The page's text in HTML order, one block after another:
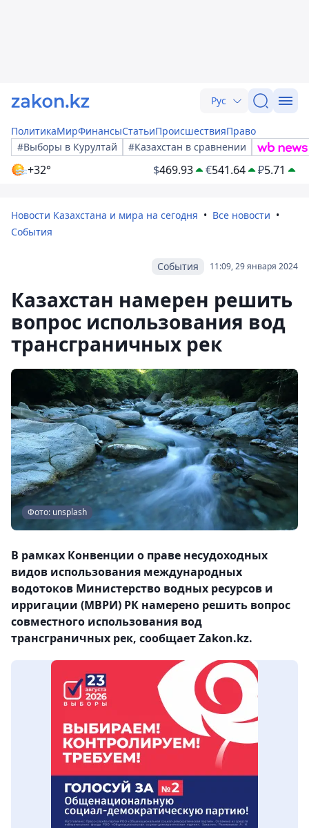
Рус
ПолитикаМирФинансыСтатьиПроисшествияПраво
#Выборы в Курултай
#Казахстан в сравнении
+32° $469.93 €541.64 ₽5.71
Новости Казахстана и мира на сегодня
Все новости
События
11:09, 29 января 2024
События
Казахстан намерен решить
вопрос использования вод
трансграничных рек
Фото: unsplash
В рамках Конвенции о праве несудоходных
видов использования международных
водотоков Министерство водных ресурсов и
ирригации (МВРИ) РК намерено решить вопрос
совместного использования вод
трансграничных рек, сообщает Zakon.kz.